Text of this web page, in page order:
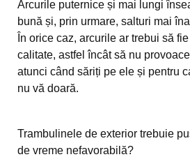
Arcurile puternice și mai lungi
bună și, prin urmare, salturi mai
În orice caz, arcurile ar trebui să
calitate, astfel încât să nu
atunci când săriți pe ele și pentru
nu vă doară.
Trambulinele de exterior trebuie
de vreme nefavorabilă?